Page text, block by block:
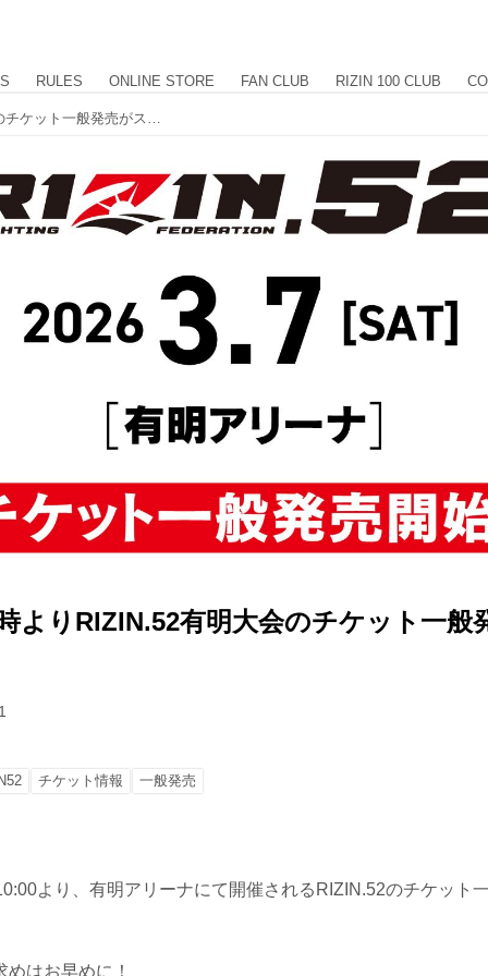
RULES ONLINE STORE FAN CLUB RIZIN 100 CLUB
よりRIZIN.52有明大会のチケット一般
チケット情報 一般発売
より、有明アリーナにて開催されるRIZIN.52のチケット
はお早めに！